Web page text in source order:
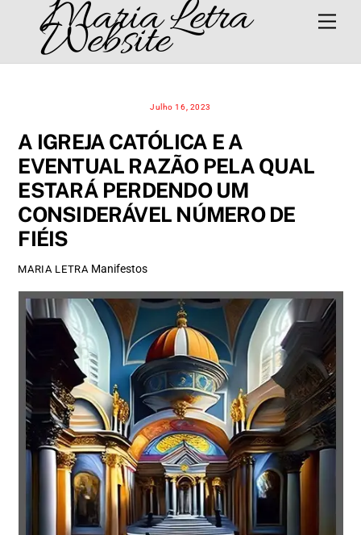
content
Maria Letra
Website
Julho 16, 2023
A IGREJA CATÓLICA E A
EVENTUAL RAZÃO PELA QUAL
ESTARÁ PERDENDO UM
CONSIDERÁVEL NÚMERO DE
FIÉIS
MARIA LETRA Manifestos